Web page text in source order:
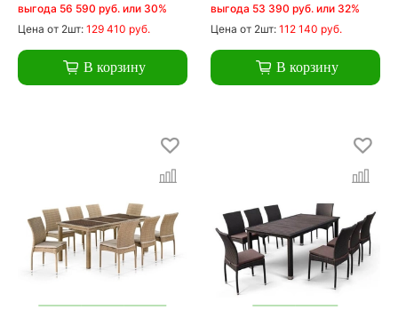
выгода 56 590 руб. или 30%
Цена от 2шт: 129 410 руб.
В корзину
выгода 53 390 руб. или 32%
Цена от 2шт: 112 140 руб.
В корзину